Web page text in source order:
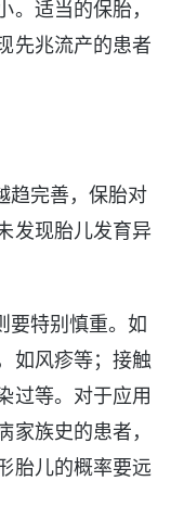
。适当的保胎，
先兆流产的患者
完善，保胎对
发现胎儿发育异
特别慎重。如
如风疹等；接触
过等。对于应用
家族史的患者，
胎儿的概率要远